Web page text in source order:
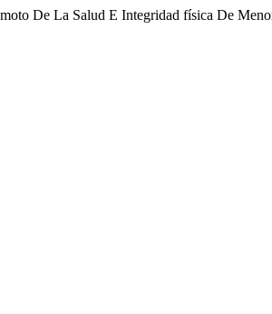
De La Salud E Integridad física De